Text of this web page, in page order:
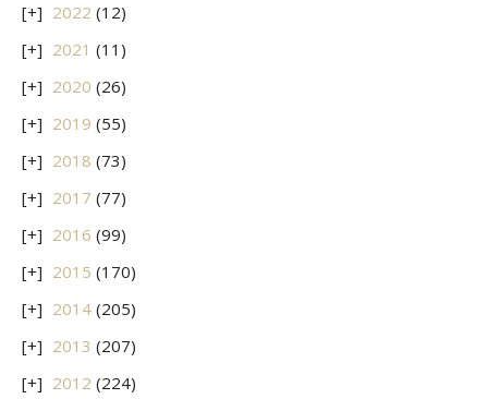
2022 (12)
2021 (11)
2020 (26)
2019 (55)
2018 (73)
2017 (77)
2016 (99)
2015 (170)
2014 (205)
2013 (207)
2012 (224)